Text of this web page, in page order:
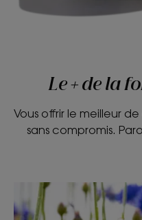
Le + de la
Vous offrir le meilleur
sans compromis.